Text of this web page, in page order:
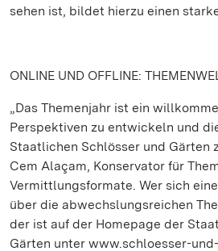
sehen ist, bildet hierzu einen
ONLINE UND OFFLINE:
„Das Themenjahr ist ein
Perspektiven zu entwickeln und
Staatlichen Schlösser und Gärten
Cem Alaçam, Konservator für
Vermittlungsformate. Wer sich
über die abwechslungsreichen
der ist auf der Homepage der
Gärten unter www.schloesser-und-